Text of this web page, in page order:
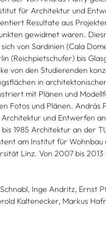
für Architektur und
Resultate aus
gewidmet waren.
von Sardinien (Cala
(Reichpietschufer) bis
von den Studierenden
in
mit Plänen und
Fotos und Plänen. András
und Entwerfen
1985 Architektur an der
am Institut für
Linz. Von 2007 bis
Inge Andritz, Ernst
Kaltenecker, Markus